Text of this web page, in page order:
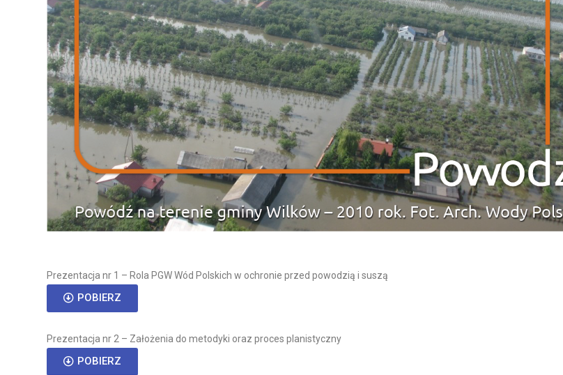
Prezentacja nr 1 – Rola PGW Wód Polskich w ochronie przed powodzią i suszą
POBIERZ
Prezentacja nr 2 – Założenia do metodyki oraz proces planistyczny
POBIERZ